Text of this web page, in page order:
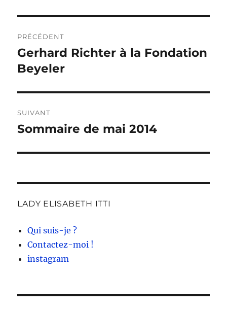
de
l’article
PRÉCÉDENT
Publication
précédente :
Gerhard Richter à la Fondation
Beyeler
SUIVANT
Publication
Sommaire de mai 2014
LADY ELISABETH ITTI
Qui suis-je ?
Contactez-moi !
instagram